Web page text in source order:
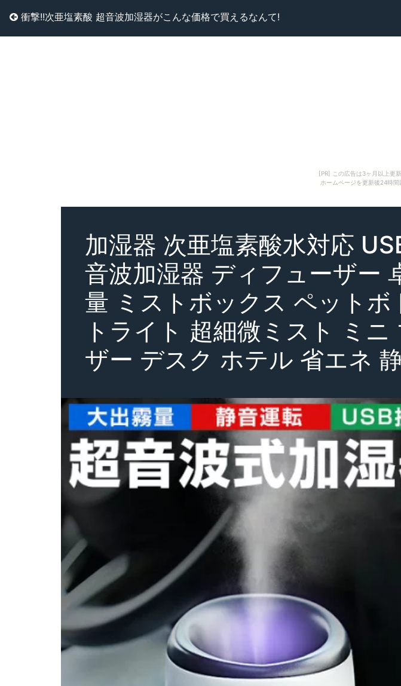
[PR] この広告は3ヶ月以上更
ホームページを更新後24時間
衝撃!!次亜塩素酸 超音波加湿器がこんな価格で買えるなんて!
加湿器 次亜塩素酸水対応
音波加湿器 ディフューザー
量 ミストボックス ペットボ
トライト 超細微ミスト ミ
ザー デスク ホテル 省エネ